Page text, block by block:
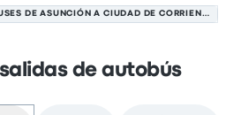
AUTOBUSES DE ASUNCIÓN A CIUDAD DE CORRIENTES
de autobús